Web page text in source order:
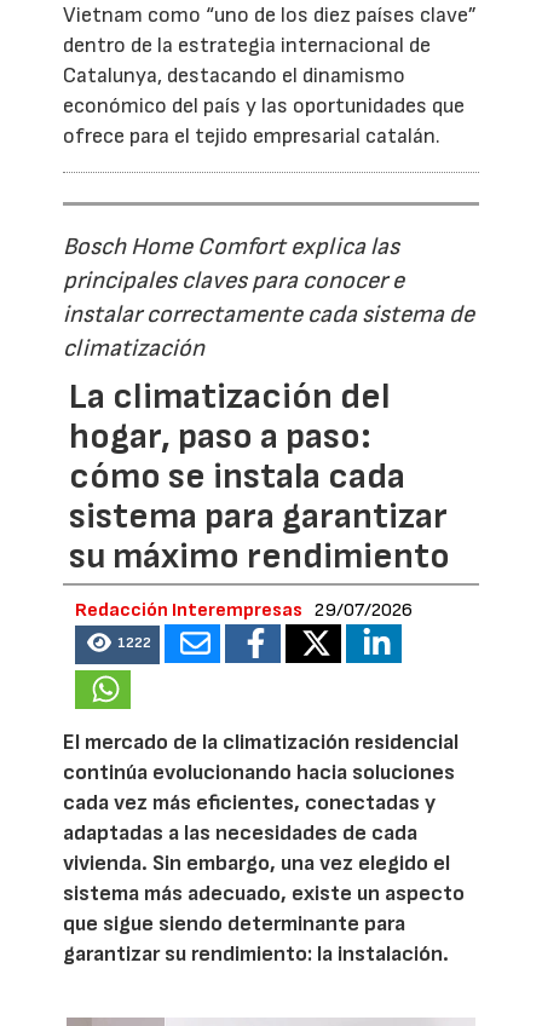
Vietnam como “uno de los diez países clave”
dentro de la estrategia internacional de
Catalunya, destacando el dinamismo
económico del país y las oportunidades que
ofrece para el tejido empresarial catalán.
Bosch Home Comfort explica las
principales claves para conocer e
instalar correctamente cada sistema de
climatización
La climatización del
hogar, paso a paso:
cómo se instala cada
sistema para garantizar
su máximo rendimiento
Redacción Interempresas 29/07/2026
1222
El mercado de la climatización residencial
continúa evolucionando hacia soluciones
cada vez más eficientes, conectadas y
adaptadas a las necesidades de cada
vivienda. Sin embargo, una vez elegido el
sistema más adecuado, existe un aspecto
que sigue siendo determinante para
garantizar su rendimiento: la instalación.